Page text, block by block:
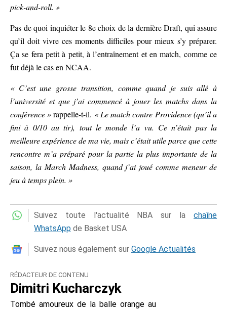
pick-and-roll. »
Pas de quoi inquiéter le 8e choix de la dernière Draft, qui assure
qu’il doit vivre ces moments difficiles pour mieux s’y préparer.
Ça se fera petit à petit, à l’entraînement et en match, comme ce
fut déjà le cas en NCAA.
« C’est une grosse transition, comme quand je suis allé à
l’université et que j’ai commencé à jouer les matchs dans la
conférence »rappelle-t-il. « Le match contre Providence (qu’il a
fini à 0/10 au tir), tout le monde l’a vu. Ce n’était pas la
meilleure expérience de ma vie, mais c’était utile parce que cette
rencontre m’a préparé pour la partie la plus importante de la
saison, la March Madness, quand j’ai joué comme meneur de
jeu à temps plein. »
Suivez toute l'actualité NBA sur la chaîne
WhatsApp de Basket USA
Suivez nous également sur Google Actualités
RÉDACTEUR DE CONTENU
Dimitri Kucharczyk
Tombé amoureux de la balle orange au